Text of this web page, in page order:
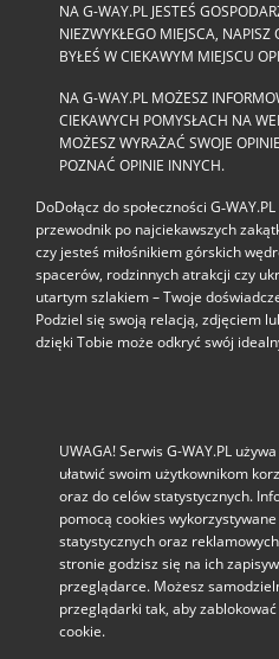
NA G-WAY.PL JESTEŚ
NIEZWYKŁEGO MIEJSCA,
BYŁEŚ W CIEKAWYM MIEJSCU
NA G-WAY.PL MOŻESZ
CIEKAWYCH POMYSŁACH NA
MOŻESZ WYRAŻAĆ SWOJE
POZNAĆ OPINIE INNYCH.
DoDołącz do społeczności
przewodnik po najciekawszych
czy jesteś miłośnikiem górskich
spacerów, rodzinnych atrakcji czy
utartym szlakiem – Twoje
Podziel się swoją relacją, zdjęciem
dzięki Tobie może odkryć swój
UWAGA! Serwis G-WAY.PL
ułatwić swoim użytkownikom
oraz do celów statystycznych.
pomocą cookies wykorzystywane
statystycznych oraz
stronie godzisz się na ich
przeglądarce. Możesz
przeglądarki tak, aby
cookie.